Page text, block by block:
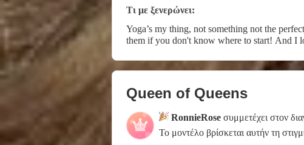
Τι με ξενερώνει:
Yoga’s my thing, not something not the
them if you don't know where to start! And I
Queen of Queens
RonnieRose συμμετέχει στον
Το μοντέλο βρίσκεται αυτήν τη